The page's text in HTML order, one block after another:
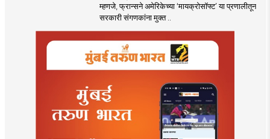
म्हणजे, फ्रान्सने अमेरिकेच्या ‘मायक्रोसॉफ्ट’ या प्रणालीतून
सरकारी संगणकांना मुक्त ..